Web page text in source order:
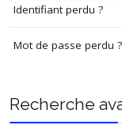
Identifiant perdu ?
Mot de passe perdu ?
Recherche